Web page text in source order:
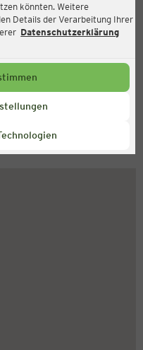
könnten. Weitere
Details der Verarbeitung Ihrer
Datenschutzerklärung